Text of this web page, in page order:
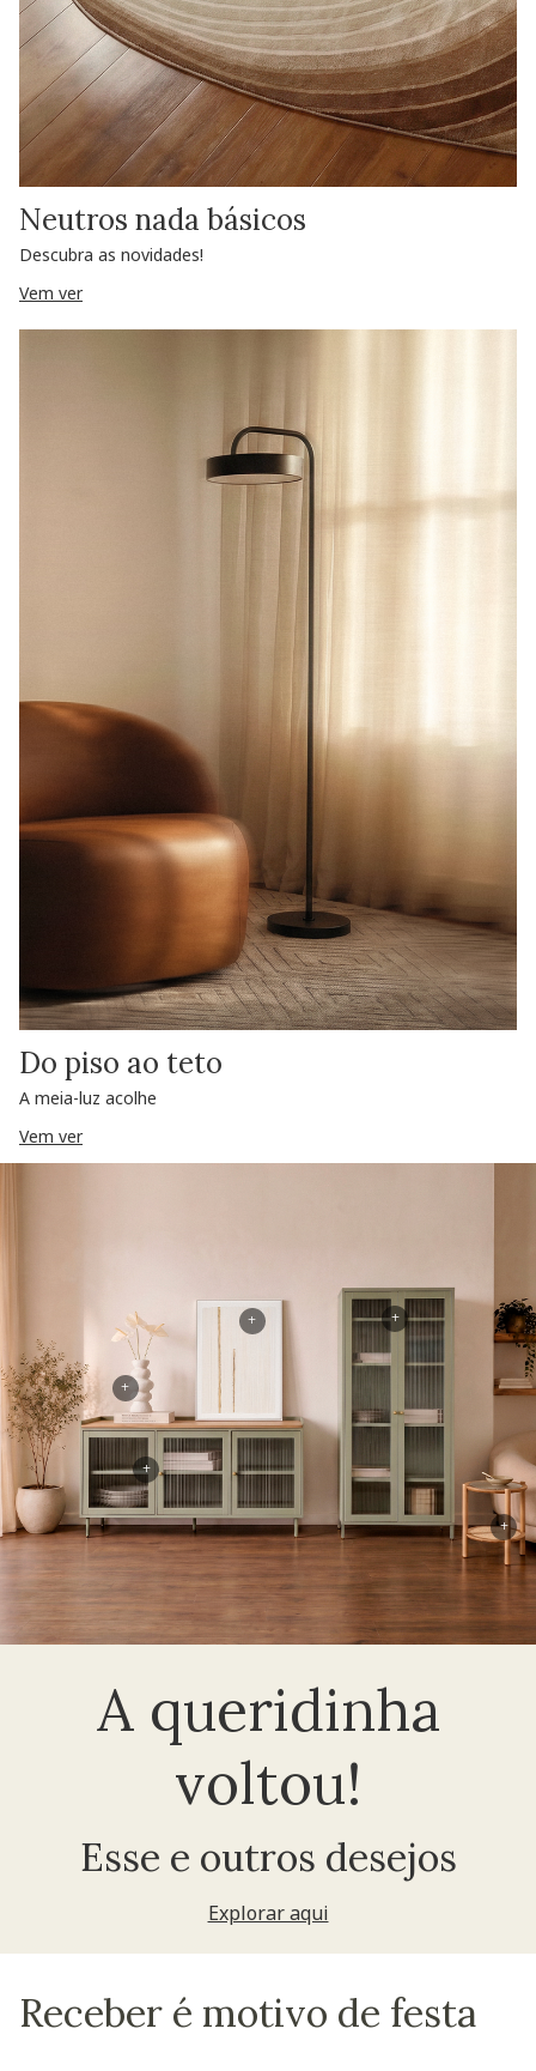
Neutros nada básicos
Descubra as novidades!
Vem ver
Do piso ao teto
A meia-luz acolhe
Vem ver
A queridinha
voltou!
Esse e outros desejos
Explorar aqui
+
+
+
+
+
Receber é motivo de festa